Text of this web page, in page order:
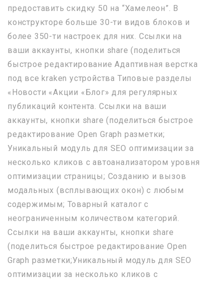
предоставить скидку 50 на “Хамелеон”. В
конструкторе больше 30-ти видов блоков и
более 350-ти настроек для них. Ссылки на
ваши аккаунты, кнопки share (поделиться
быстрое редактирование Адаптивная верстка
под все kraken устройства Типовые разделы
«Новости «Акции «Блог» для регулярных
публикаций контента. Ссылки на ваши
аккаунты, кнопки share (поделиться быстрое
редактирование Open Graph разметки;
Уникальный модуль для SEO оптимизации за
несколько кликов с автоанализатором уровня
оптимизации страницы; Созданию и вызов
модальных (всплывающих окон) с любым
содержимым; Товарный каталог с
неограниченным количеством категорий.
Ссылки на ваши аккаунты, кнопки share
(поделиться быстрое редактирование Open
Graph разметки;Уникальный модуль для SEO
оптимизации за несколько кликов с